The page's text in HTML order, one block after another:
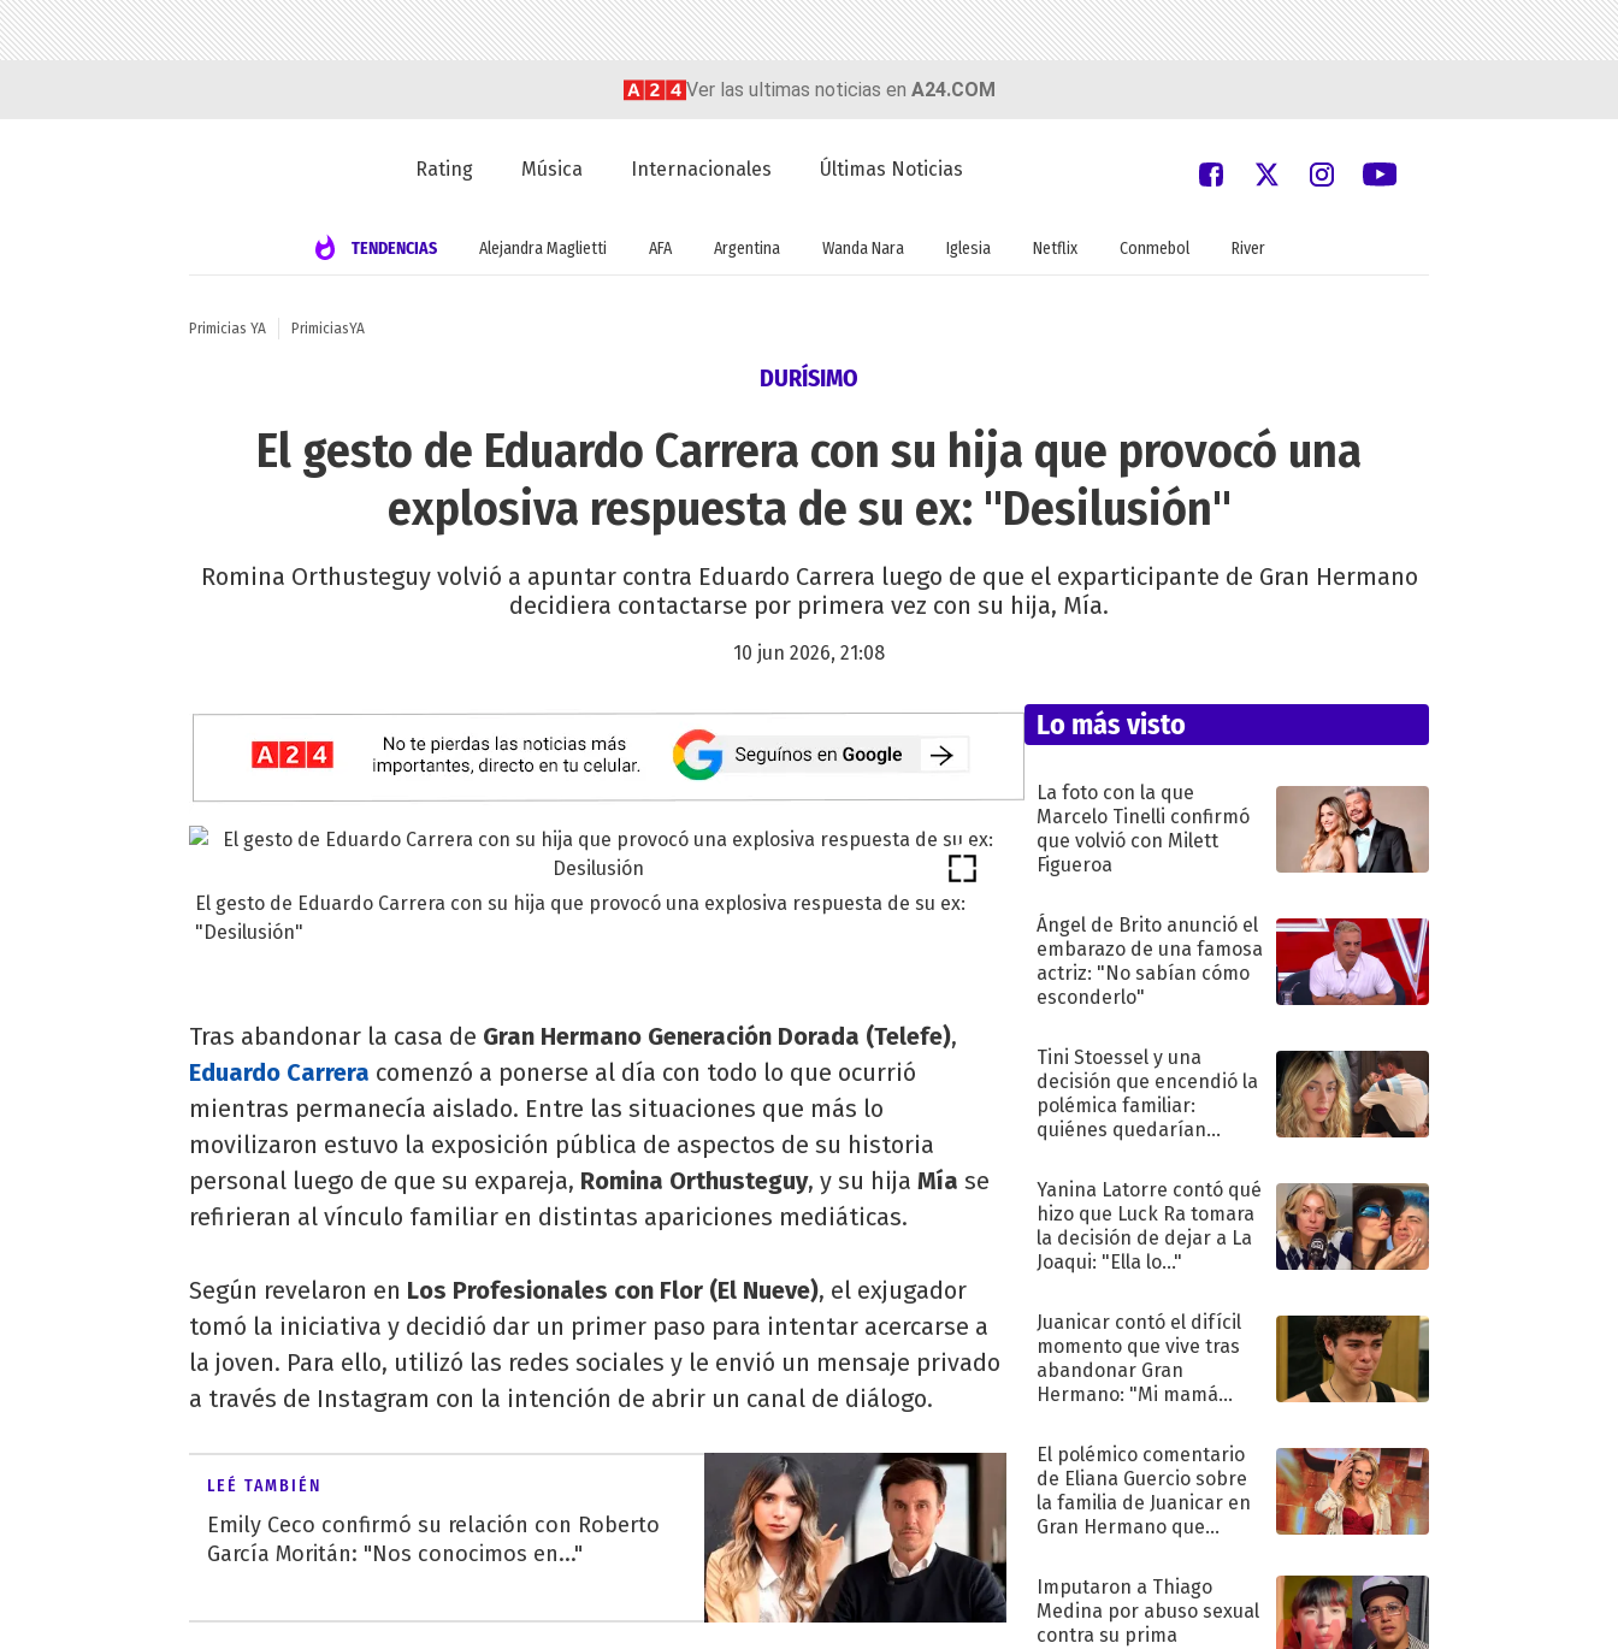
Ver las ultimas noticias en A24.COM
Rating Música Internacionales Últimas Noticias
TENDENCIAS Alejandra Maglietti AFA Argentina Wanda Nara Iglesia Netflix Conmebol River
Primicias YA PrimiciasYA
DURÍSIMO
El gesto de Eduardo Carrera con su hija que provocó una
explosiva respuesta de su ex: "Desilusión"
Romina Orthusteguy volvió a apuntar contra Eduardo Carrera luego de que el exparticipante de Gran Hermano
decidiera contactarse por primera vez con su hija, Mía.
10 jun 2026, 21:08
El gesto de Eduardo Carrera con su hija que provocó una explosiva respuesta de su ex:
"Desilusión"
Tras abandonar la casa de Gran Hermano Generación Dorada (Telefe),
Eduardo Carrera comenzó a ponerse al día con todo lo que ocurrió
mientras permanecía aislado. Entre las situaciones que más lo
movilizaron estuvo la exposición pública de aspectos de su historia
personal luego de que su expareja, Romina Orthusteguy, y su hija Mía se
refirieran al vínculo familiar en distintas apariciones mediáticas.
Según revelaron en Los Profesionales con Flor (El Nueve), el exjugador
tomó la iniciativa y decidió dar un primer paso para intentar acercarse a
la joven. Para ello, utilizó las redes sociales y le envió un mensaje privado
a través de Instagram con la intención de abrir un canal de diálogo.
LEÉ TAMBIÉN
Emily Ceco confirmó su relación con Roberto
García Moritán: "Nos conocimos en..."
Lo más visto
La foto con la que
Marcelo Tinelli confirmó
que volvió con Milett
Figueroa
Ángel de Brito anunció el
embarazo de una famosa
actriz: "No sabían cómo
esconderlo"
Tini Stoessel y una
decisión que encendió la
polémica familiar:
quiénes quedarían
Yanina Latorre contó qué
hizo que Luck Ra tomara
la decisión de dejar a La
Joaqui: "Ella lo..."
Juanicar contó el difícil
momento que vive tras
abandonar Gran
Hermano: "Mi mamá
El polémico comentario
de Eliana Guercio sobre
la familia de Juanicar en
Gran Hermano que
Imputaron a Thiago
Medina por abuso sexual
contra su prima